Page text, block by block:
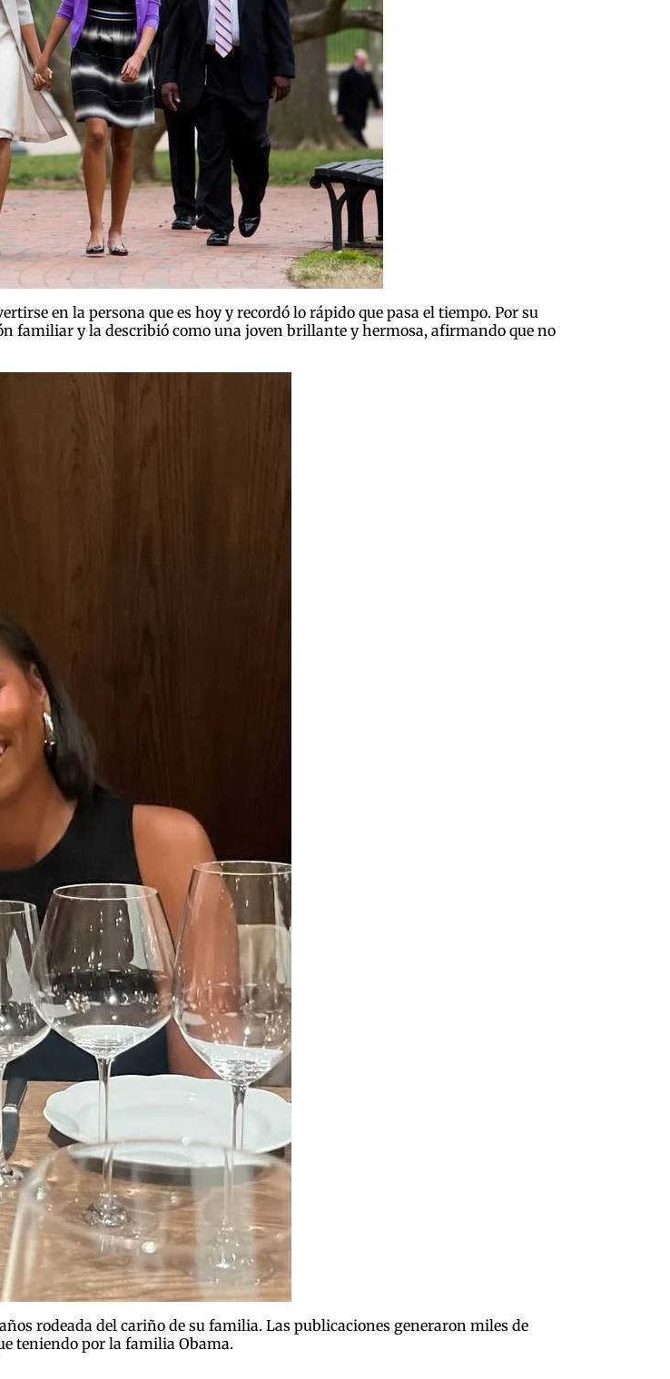
en la persona que es hoy y recordó lo rápido que pasa el tiempo. Por su
familiar y la describió como una joven brillante y hermosa, afirmando que no
rodeada del cariño de su familia. Las publicaciones generaron miles de
teniendo por la familia Obama.